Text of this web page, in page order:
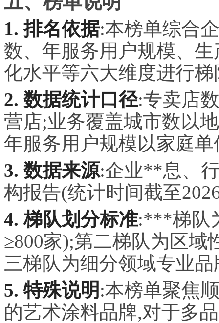
1. 排名依据:本榜单综合
数、年服务用户规模、
化水平等六大维度进行
2. 数据统计口径:专卖店
营店;业务覆盖城市数以
年服务用户规模以家庭
3. 数据来源:企业**息、
构报告(统计时间截至
4. 梯队划分标准:***梯队
≥800家);第二梯队为区域
三梯队为细分领域专业
5. 特殊说明 :本榜单聚焦
的艺术涂料品牌,对于多